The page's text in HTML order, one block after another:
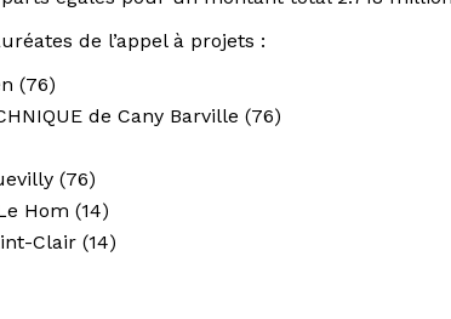
de l’appel à projets :
(76)
de Cany Barville (76)
(76)
Hom (14)
Clair (14)